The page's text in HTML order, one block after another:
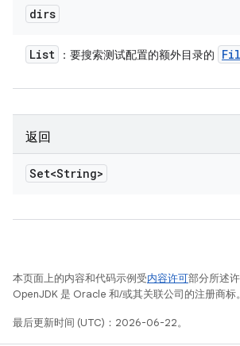
dirs
List ：要搜索测试配置的额外目录的
返回
Set<String>
本页面上的内容和代码示例受内容许可部分所述
OpenJDK 是 Oracle 和/或其关联公司的注册商标。
最后更新时间 (UTC)：2026-06-22。